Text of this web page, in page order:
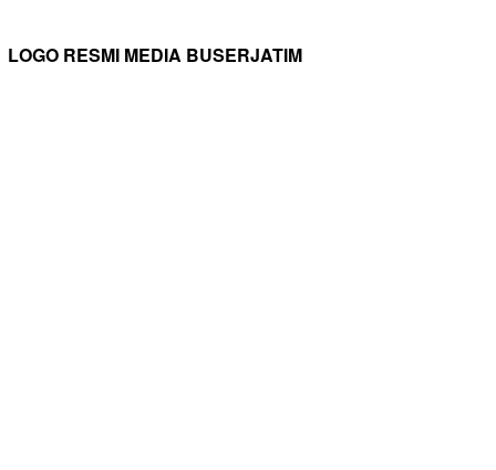
LOGO RESMI MEDIA BUSERJATIM